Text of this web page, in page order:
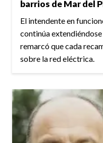
barrios de Mar del
El intendente en
continúa
remarcó que cada
sobre la red eléctrica.